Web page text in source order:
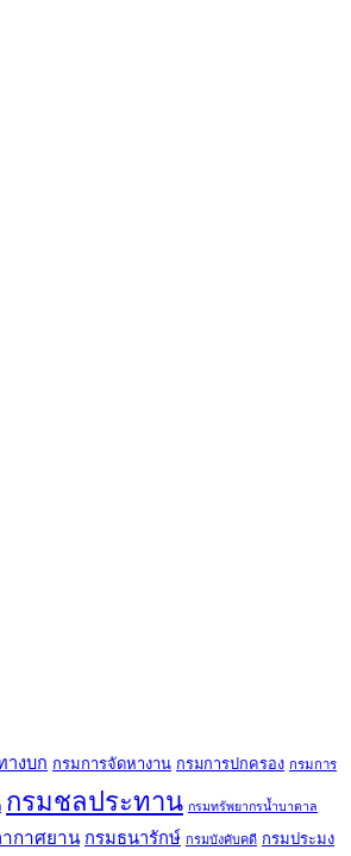
างบก กรมการจัดหางาน กรมการปกครอง กรมการ
กรมชลประทาน กรมทรัพยากรน้ำบาดาล
กาศยาน กรมธนารักษ์ กรมบังคับคดี กรมประมง